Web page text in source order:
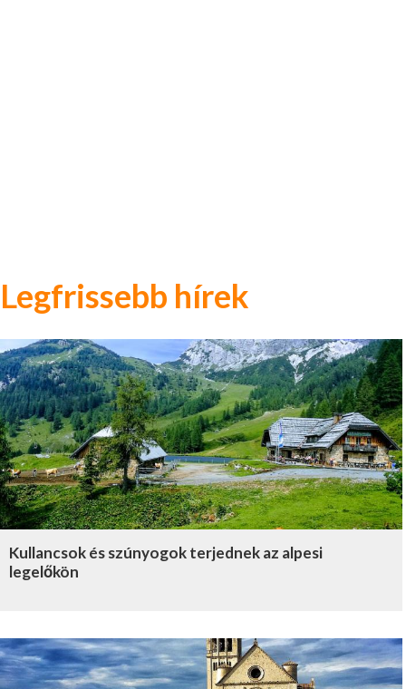
Legfrissebb hírek
Kullancsok és szúnyogok terjednek az alpesi
legelőkön